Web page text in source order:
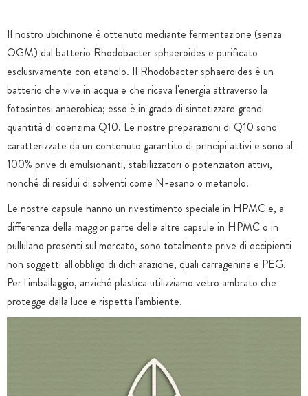
Il nostro ubichinone è ottenuto mediante fermentazione (senza
OGM) dal batterio Rhodobacter sphaeroides e purificato
esclusivamente con etanolo. Il Rhodobacter sphaeroides è un
batterio che vive in acqua e che ricava l'energia attraverso la
fotosintesi anaerobica; esso è in grado di sintetizzare grandi
quantità di coenzima Q10. Le nostre preparazioni di Q10 sono
caratterizzate da un contenuto garantito di principi attivi e sono al
100% prive di emulsionanti, stabilizzatori o potenziatori attivi,
nonché di residui di solventi come N-esano o metanolo.
Le nostre capsule hanno un rivestimento speciale in HPMC e, a
differenza della maggior parte delle altre capsule in HPMC o in
pullulano presenti sul mercato, sono totalmente prive di eccipienti
non soggetti all'obbligo di dichiarazione, quali carragenina e PEG.
Per l'imballaggio, anziché plastica utilizziamo vetro ambrato che
protegge dalla luce e rispetta l'ambiente.